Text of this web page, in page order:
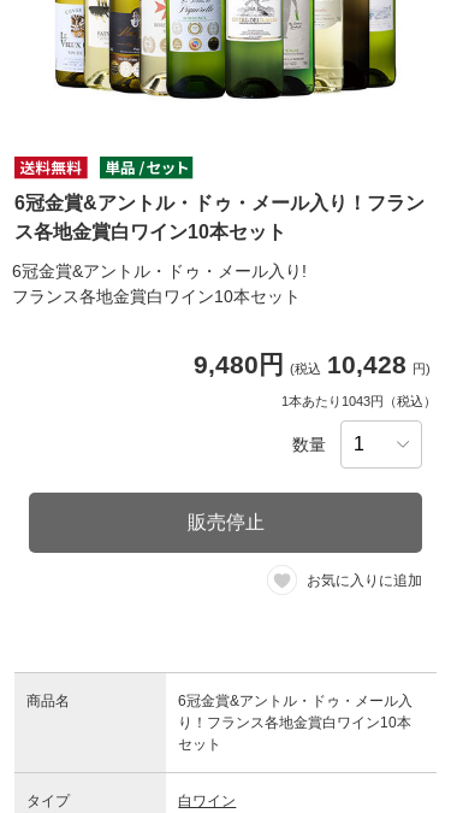
6冠金賞&アントル・ドゥ・メール入り！フラン
ス各地金賞白ワイン10本セット
6冠金賞&アントル・ドゥ・メール入り!
フランス各地金賞白ワイン10本セット
9,480円 (税込 10,428 円)
1本あたり1043円（税込）
数量
販売停止
お気に入りに追加
商品名
6冠金賞&アントル・ドゥ・メール入
り！フランス各地金賞白ワイン10本
セット
タイプ 白ワイン